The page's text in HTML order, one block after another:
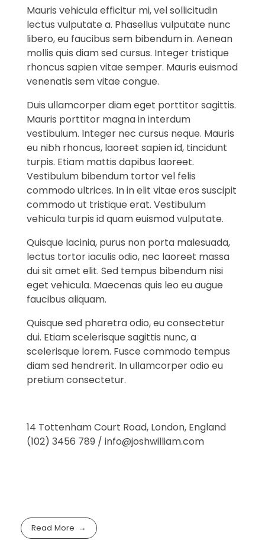
Mauris vehicula efficitur mi, vel sollicitudin
lectus vulputate a. Phasellus vulputate nunc
libero, eu faucibus sem bibendum in. Aenean
mollis quis diam sed cursus. Integer tristique
rhoncus sapien vitae semper. Mauris euismod
venenatis sem vitae congue.
Duis ullamcorper diam eget porttitor sagittis.
Mauris porttitor magna in interdum
vestibulum. Integer nec cursus neque. Mauris
eu nibh rhoncus, laoreet sapien id, tincidunt
turpis. Etiam mattis dapibus laoreet.
Vestibulum bibendum tortor vel felis
commodo ultrices. In in elit vitae eros suscipit
commodo ut tristique erat. Vestibulum
vehicula turpis id quam euismod vulputate.
Quisque lacinia, purus non porta malesuada,
lectus tortor iaculis odio, nec laoreet massa
dui sit amet elit. Sed tempus bibendum nisi
eget vehicula. Maecenas quis leo eu augue
faucibus aliquam.
Quisque sed pharetra odio, eu consectetur
dui. Etiam scelerisque sagittis nunc, a
scelerisque lorem. Fusce commodo tempus
diam sed hendrerit. In ullamcorper odio eu
pretium consectetur.
14 Tottenham Court Road, London, England
(102) 3456 789 / info@joshwilliam.com
Read More